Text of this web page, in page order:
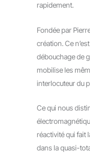
rapidement.
Fondée par
création. Ce
débouchage de
mobilise les
interlocuteur du
Ce qui nous
réactivité qui fait
dans la quasi-